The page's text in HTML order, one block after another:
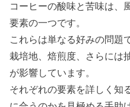
コーヒーの酸味と苦味は、
要素の一つです。
これらは単なる好みの問題
栽培地、焙煎度、さらには
が影響しています。
それぞれの要素を詳しく知